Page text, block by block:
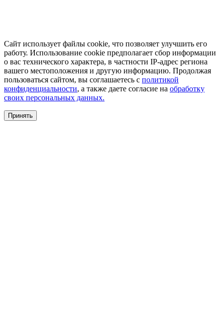
Сайт использует файлы cookie, что позволяет улучшить его
работу. Использование cookie предполагает сбор информации
о вас технического характера, в частности IP-адрес региона
вашего местоположения и другую информацию. Продолжая
пользоваться сайтом, вы соглашаетесь с политикой
конфиденциальности, а также даете согласие на обработку
своих персональных данных.
Принять